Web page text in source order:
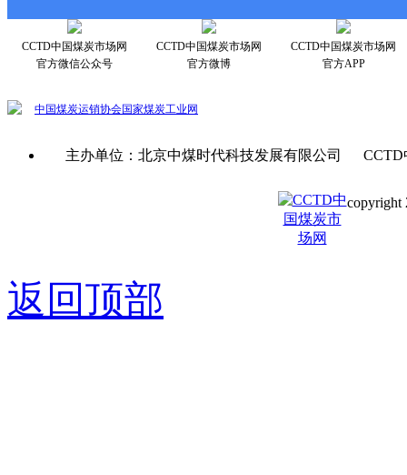
CCTD中国煤炭市场网
官方微信公众号
CCTD中国煤炭市场网
官方微博
CCTD中国煤炭市场网
官方APP
中国煤炭运销协会国家煤炭工业网
主办单位：北京中煤时代科技发展有限公司
copyright
返回顶部